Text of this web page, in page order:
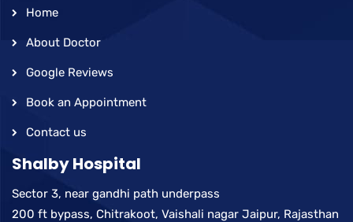
Home
About Doctor
Google Reviews
Book an Appointment
Contact us
Shalby Hospital
Sector 3, near gandhi path underpass
200 ft bypass, Chitrakoot, Vaishali nagar Jaipur, Rajasthan